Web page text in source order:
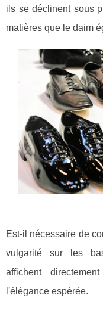
ils se déclinent sous
matières que le daim
Est-il nécessaire de
vulgarité sur les
affichent
l'élégance espérée.